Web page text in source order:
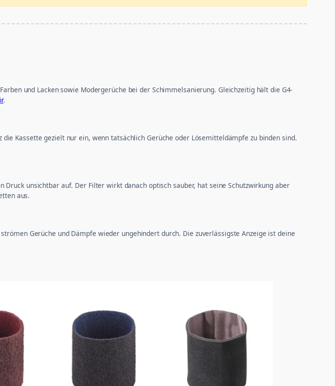
und Lacken sowie Modergerüche bei der Schimmelsanierung. Gleichzeitig hält die G4-
.
Kassette gezielt nur ein, wenn tatsächlich Gerüche oder Lösemitteldämpfe zu binden sind.
unsichtbar auf. Der Filter wirkt danach optisch sauber, hat seine Schutzwirkung aber
aus.
Gerüche und Dämpfe wieder ungehindert durch. Die zuverlässigste Anzeige ist deine